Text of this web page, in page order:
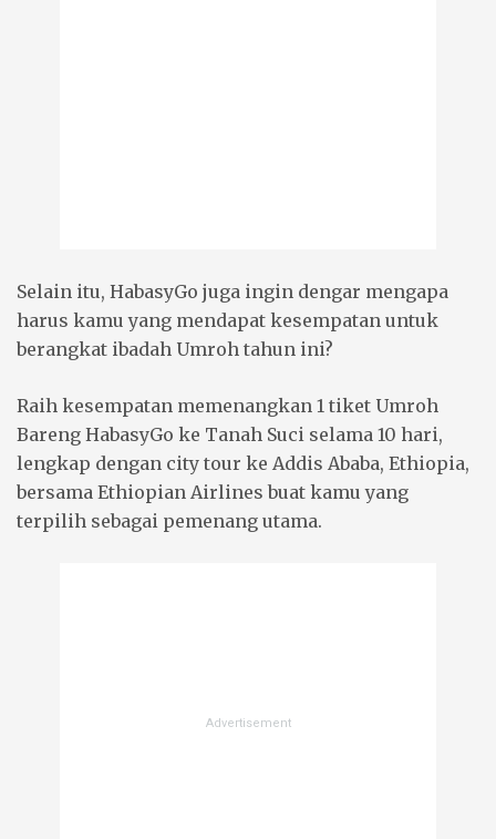
Selain itu, HabasyGo juga ingin dengar mengapa
harus kamu yang mendapat kesempatan untuk
berangkat ibadah Umroh tahun ini?
Raih kesempatan memenangkan 1 tiket Umroh
Bareng HabasyGo ke Tanah Suci selama 10 hari,
lengkap dengan city tour ke Addis Ababa, Ethiopia,
bersama Ethiopian Airlines buat kamu yang
terpilih sebagai pemenang utama.